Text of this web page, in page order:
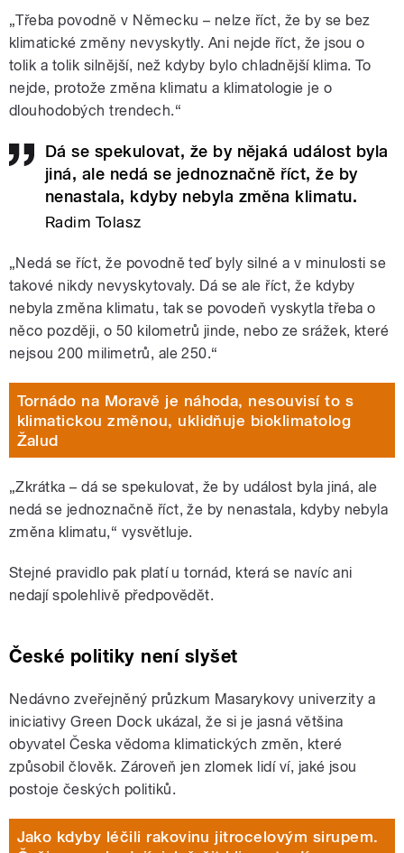
„Třeba povodně v Německu – nelze říct, že by se bez
klimatické změny nevyskytly. Ani nejde říct, že jsou o
tolik a tolik silnější, než kdyby bylo chladnější klima. To
nejde, protože změna klimatu a klimatologie je o
dlouhodobých trendech.“
Dá se spekulovat, že by nějaká událost byla
jiná, ale nedá se jednoznačně říct, že by
nenastala, kdyby nebyla změna klimatu.
Radim Tolasz
„Nedá se říct, že povodně teď byly silné a v minulosti se
takové nikdy nevyskytovaly. Dá se ale říct, že kdyby
nebyla změna klimatu, tak se povodeň vyskytla třeba o
něco později, o 50 kilometrů jinde, nebo ze srážek, které
nejsou 200 milimetrů, ale 250.“
Tornádo na Moravě je náhoda, nesouvisí to s
klimatickou změnou, uklidňuje bioklimatolog
Žalud
„Zkrátka – dá se spekulovat, že by událost byla jiná, ale
nedá se jednoznačně říct, že by nenastala, kdyby nebyla
změna klimatu,“ vysvětluje.
Stejné pravidlo pak platí u tornád, která se navíc ani
nedají spolehlivě předpovědět.
České politiky není slyšet
Nedávno zveřejněný průzkum Masarykovy univerzity a
iniciativy Green Dock ukázal, že si je jasná většina
obyvatel Česka vědoma klimatických změn, které
způsobil člověk. Zároveň jen zlomek lidí ví, jaké jsou
postoje českých politiků.
Jako kdyby léčili rakovinu jitrocelovým sirupem.